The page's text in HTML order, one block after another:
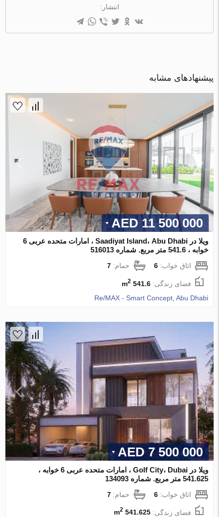
انتشار:
پیشنهادهای مشابه
11 500 000 AED
ویلا در Saadiyat Island، Abu Dhabi ، امارات متحده عربی 6
خوابه ، 541.6 متر مربع. شماره 516013
اتاق خواب:6 حمام:7
فضای زندگی:541.6 m
2
Re/MAX - Smart Concept, Abu Dhabi
7 500 000 AED
ویلا در Golf City، Dubai ، امارات متحده عربی 6 خوابه ،
541.625 متر مربع. شماره 134093
اتاق خواب:6 حمام:7
فضای زندگی:541.625 m
2